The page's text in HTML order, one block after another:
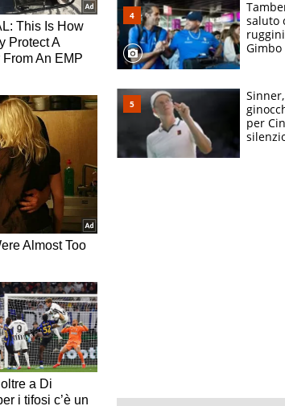
saluto
Gimbo
per